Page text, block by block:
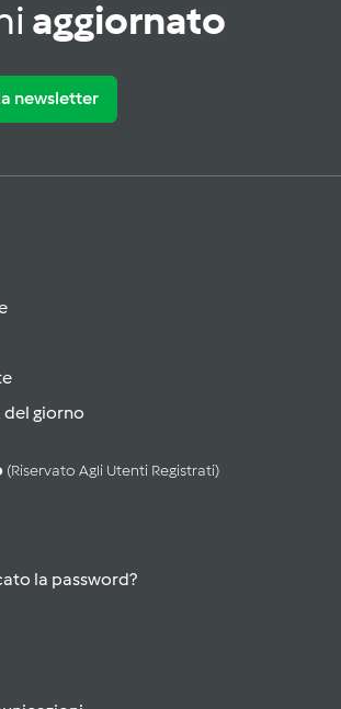
aggiornato
newsletter
del giorno
(riservato Agli Utenti Registrati)
la password?